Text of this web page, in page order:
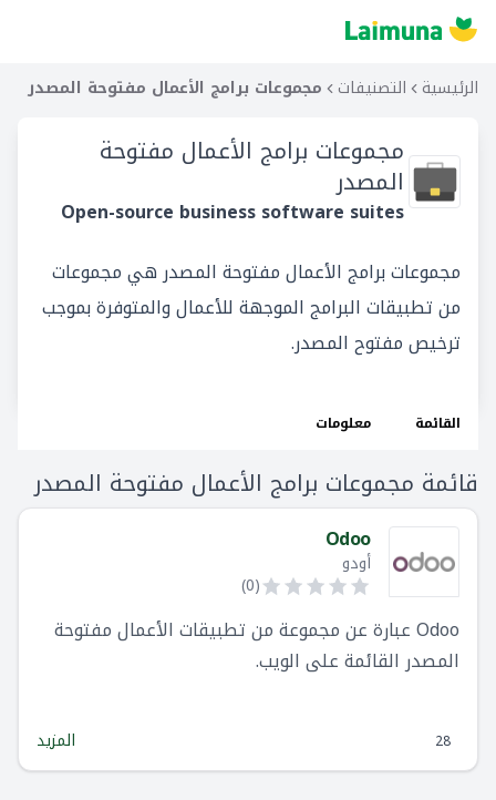
الرئيسية التصنيفات مجموعات برامج الأعمال مفتوحة المصدر
مجموعات برامج الأعمال مفتوحة
المصدر
Open-source business software suites
مجموعات برامج الأعمال مفتوحة المصدر هي مجموعات
من تطبيقات البرامج الموجهة للأعمال والمتوفرة بموجب
ترخيص مفتوح المصدر.
القائمة معلومات
قائمة مجموعات برامج الأعمال مفتوحة المصدر
Odoo
أودو
(
0
)
Odoo عبارة عن مجموعة من تطبيقات الأعمال مفتوحة
المصدر القائمة على الويب.
28 المزيد